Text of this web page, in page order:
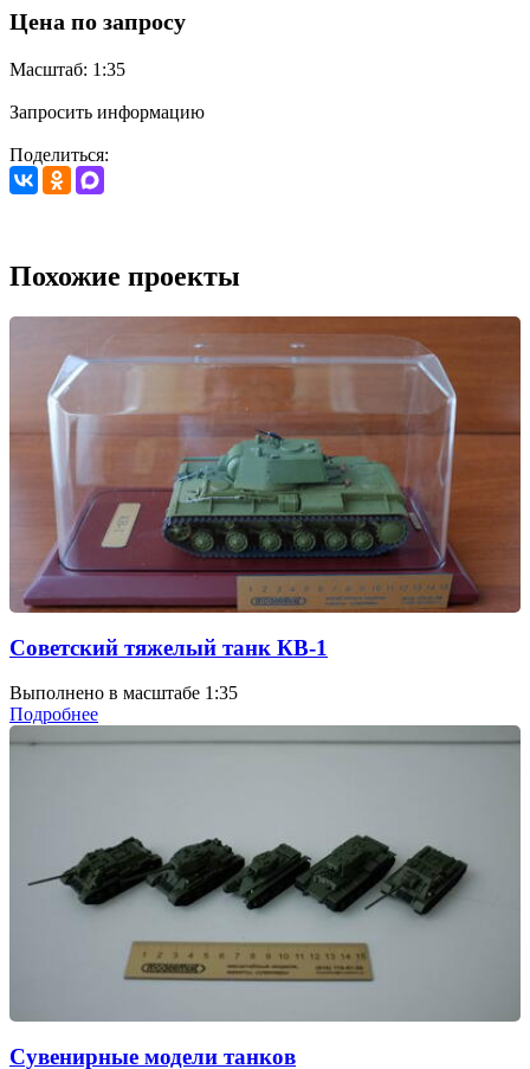
Цена по запросу
Масштаб: 1:35
Запросить информацию
Поделиться:
Похожие проекты
Советский тяжелый танк КВ-1
Выполнено в масштабе 1:35
Подробнее
Сувенирные модели танков